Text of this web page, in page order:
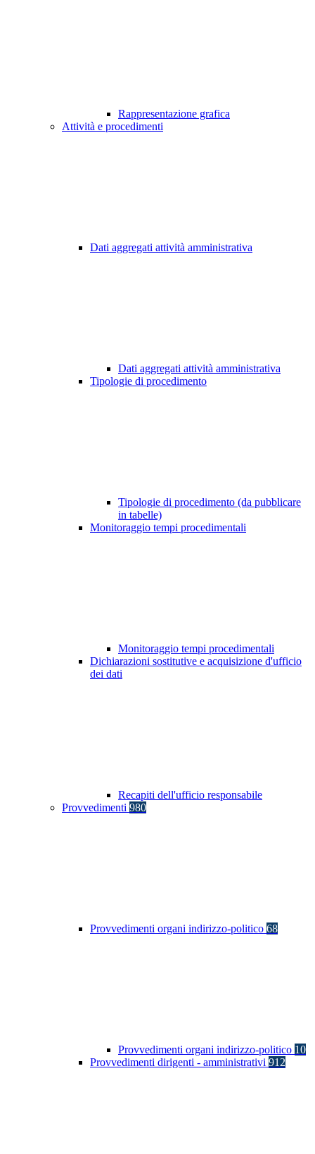
Rappresentazione grafica
Attività e procedimenti
Dati aggregati attività amministrativa
Dati aggregati attività amministrativa
Tipologie di procedimento
Tipologie di procedimento (da pubblicare
in tabelle)
Monitoraggio tempi procedimentali
Monitoraggio tempi procedimentali
Dichiarazioni sostitutive e acquisizione d'ufficio
dei dati
Recapiti dell'ufficio responsabile
Provvedimenti 980
Provvedimenti organi indirizzo-politico 68
Provvedimenti organi indirizzo-politico 10
Provvedimenti dirigenti - amministrativi 912